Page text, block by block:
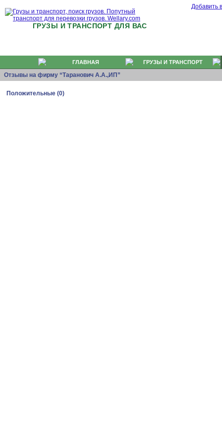
ГРУЗЫ И ТРАНСПОРТ ДЛЯ ВАС
Добавить
ГЛАВНАЯ ГРУЗЫ И ТРАНСПОРТ
Отзывы на фирму “Таранович А.А.,ИП”
Положительные (0)